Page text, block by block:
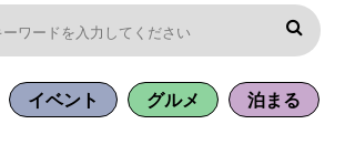
イベント グルメ 泊まる